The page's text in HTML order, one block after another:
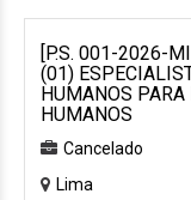
[P.S. 001-2026-
(01)
HUMANOS PARA
HUMANOS
Cancelado
Lima